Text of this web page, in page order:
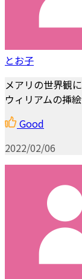
とお子
メアリの世界観
ウィリアムの挿
Good
2022/02/06